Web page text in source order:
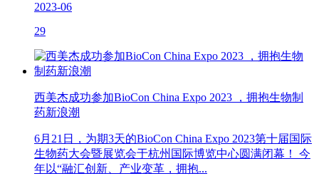
2023-06
29
西美杰成功参加BioCon China Expo 2023 ，拥抱生物制
药新浪潮
6月21日，为期3天的BioCon China Expo 2023第十届国际
生物药大会暨展览会于杭州国际博览中心圆满闭幕！ 今
年以“融汇创新、产业变革，拥抱...